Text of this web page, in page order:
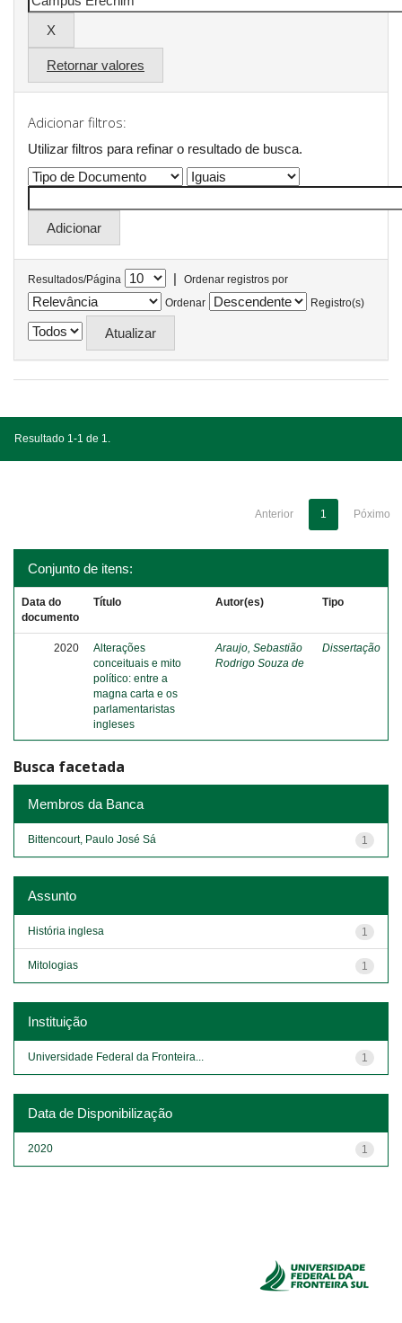
Retornar valores
Adicionar filtros:
Utilizar filtros para refinar o resultado de busca.
Resultados/Página |
Ordenar registros por
Ordenar
Registro(s)
Resultado 1-1 de 1.
Anterior 1 Póximo
Conjunto de itens:
Data do
documento
Título Autor(es) Tipo
2020
Alterações
conceituais e mito
político: entre a
magna carta e os
parlamentaristas
ingleses
Araujo, Sebastião
Rodrigo Souza de
Dissertação
Busca facetada
Membros da Banca
1
Bittencourt, Paulo José Sá
Assunto
1
História inglesa
1
Mitologias
Instituição
1
Universidade Federal da Fronteira...
Data de Disponibilização
1
2020